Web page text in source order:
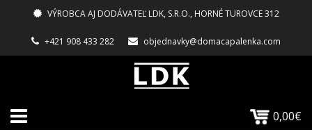
VÝROBCA AJ DODÁVATEĽ LDK, S.R.O., HORNÉ TUROVCE 312
+421 908 433 282 objednavky@domacapalenka.com
0,00€